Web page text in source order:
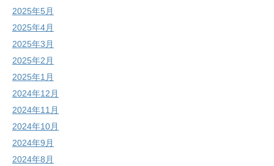
2025年5月
2025年4月
2025年3月
2025年2月
2025年1月
2024年12月
2024年11月
2024年10月
2024年9月
2024年8月